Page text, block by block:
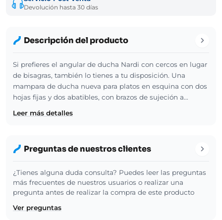
Devolución hasta 30 días
Descripción del producto
Si prefieres el angular de ducha Nardi con cercos en lugar
de bisagras, también lo tienes a tu disposición. Una
mampara de ducha nueva para platos en esquina con dos
hojas fijas y dos abatibles, con brazos de sujeción a…
Leer más detalles
Preguntas de nuestros clientes
¿Tienes alguna duda consulta? Puedes leer las preguntas
más frecuentes de nuestros usuarios o realizar una
pregunta antes de realizar la compra de este producto
Ver preguntas